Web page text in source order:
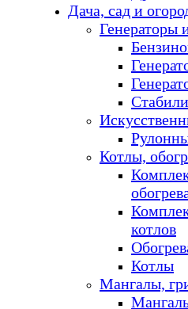
Дача, сад и
Генераторы
Котлы,
котлов
Котлы
Мангалы,